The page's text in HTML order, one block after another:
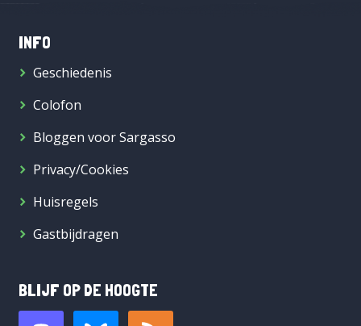
INFO
Geschiedenis
Colofon
Bloggen voor Sargasso
Privacy/Cookies
Huisregels
Gastbijdragen
BLIJF OP DE HOOGTE